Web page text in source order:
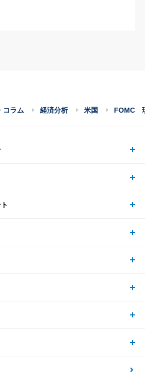
コラム 経済分析 米国 FOMC
トップ
づく新たな価値の創出
ップ
ム
ト トップ
・イベント
り組み